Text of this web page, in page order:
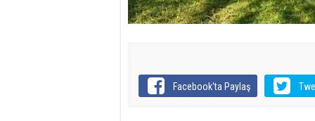
Facebook'ta Paylaş